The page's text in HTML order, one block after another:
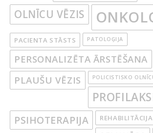
OLNĪCU VĒZIS
PACIENTA STĀSTS PATOLOĢIJA
PERSONALIZĒTA ĀRSTĒŠANA
PLAUŠU VĒZIS POLICISTISKO
PSIHOTERAPIJA REHABILITĀCIJA